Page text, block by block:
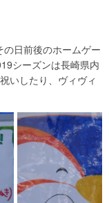
日前後のホームゲー
シーズンは長崎県内
いしたり、ヴィヴィ